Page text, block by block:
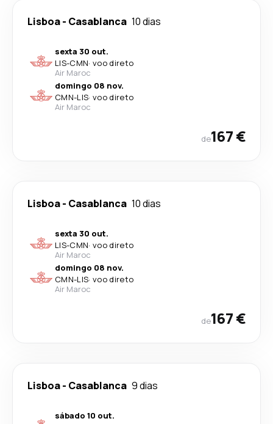
Lisboa- Casablanca 10 dias
sexta 30 out.
LIS-CMN· voo direto
Air Maroc
domingo 08 nov.
CMN-LIS· voo direto
Air Maroc
de167 €
Lisboa- Casablanca 10 dias
sexta 30 out.
LIS-CMN· voo direto
Air Maroc
domingo 08 nov.
CMN-LIS· voo direto
Air Maroc
de167 €
Lisboa- Casablanca 9 dias
sábado 10 out.